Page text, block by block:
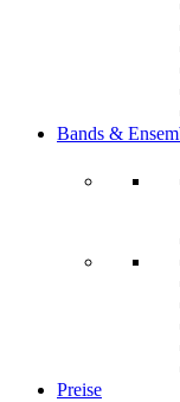
Bands &
Preise